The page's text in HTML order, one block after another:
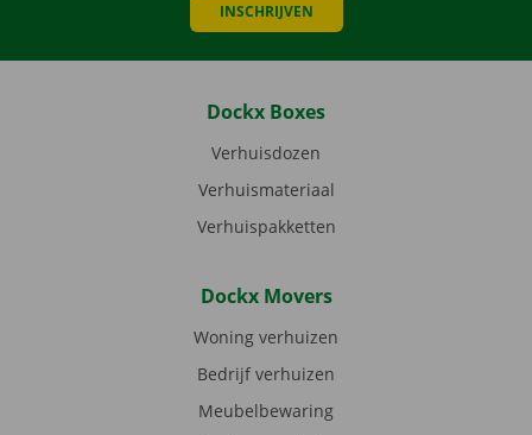
INSCHRIJVEN
Dockx Boxes
Verhuisdozen
Verhuismateriaal
Verhuispakketten
Dockx Movers
Woning verhuizen
Bedrijf verhuizen
Meubelbewaring